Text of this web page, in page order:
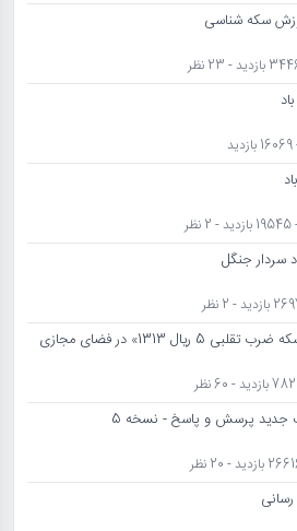
سکه شناسی
سردار جنگل
هشدار؛ مراقب «سکه ضرب تقلبی 5 ریال 1313» در فضای مجازی
جدید پرسش و پاسخ - نسخه 5
رسانی